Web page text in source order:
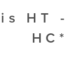
HT -
HC*